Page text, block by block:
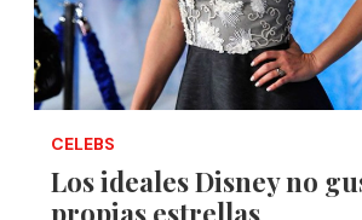
CELEBS
Los ideales Disney no
propias estrellas